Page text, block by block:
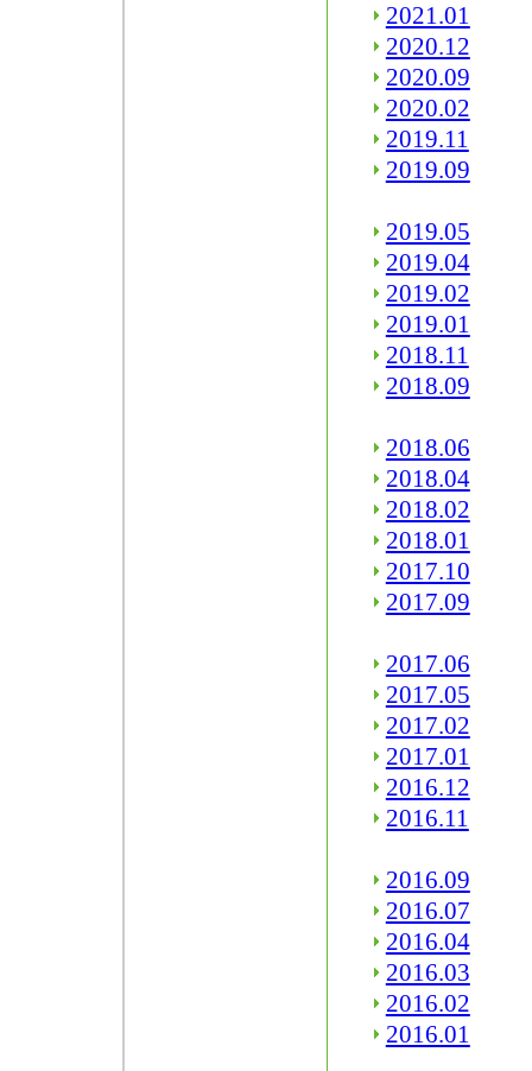
2021.01
2020.12
2020.09
2020.02
2019.11
2019.09
2019.05
2019.04
2019.02
2019.01
2018.11
2018.09
2018.06
2018.04
2018.02
2018.01
2017.10
2017.09
2017.06
2017.05
2017.02
2017.01
2016.12
2016.11
2016.09
2016.07
2016.04
2016.03
2016.02
2016.01